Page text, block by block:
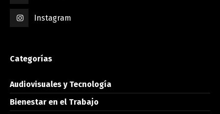
Instagram
Categorías
Audiovisuales y Tecnología
Bienestar en el Trabajo